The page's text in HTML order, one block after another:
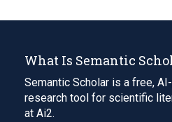
What Is Semantic
Semantic Scholar is a free,
research tool for scientific
at Ai2.